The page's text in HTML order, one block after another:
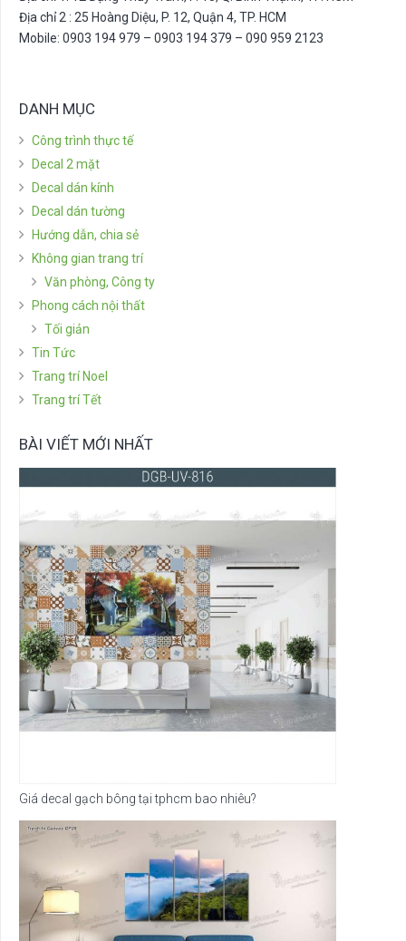
Địa chỉ 2 : 25 Hoàng Diệu, P. 12, Quận 4, TP. HCM
Mobile: 0903 194 979 – 0903 194 379 – 090 959 2123
DANH MỤC
Công trình thực tế
Decal 2 mặt
Decal dán kính
Decal dán tường
Hướng dẫn, chia sẻ
Không gian trang trí
Văn phòng, Công ty
Phong cách nội thất
Tối giản
Tin Tức
Trang trí Noel
Trang trí Tết
BÀI VIẾT MỚI NHẤT
Giá decal gạch bông tại tphcm bao nhiêu?